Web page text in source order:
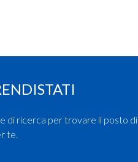
di ricerca per trovare il posto di
te.